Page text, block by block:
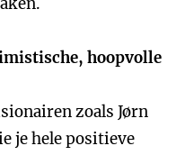
hoopvolle
zoals Jørn
je hele positieve